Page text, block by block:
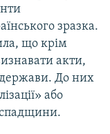
зразка.
що крім
акти,
До них
або
спадщини.